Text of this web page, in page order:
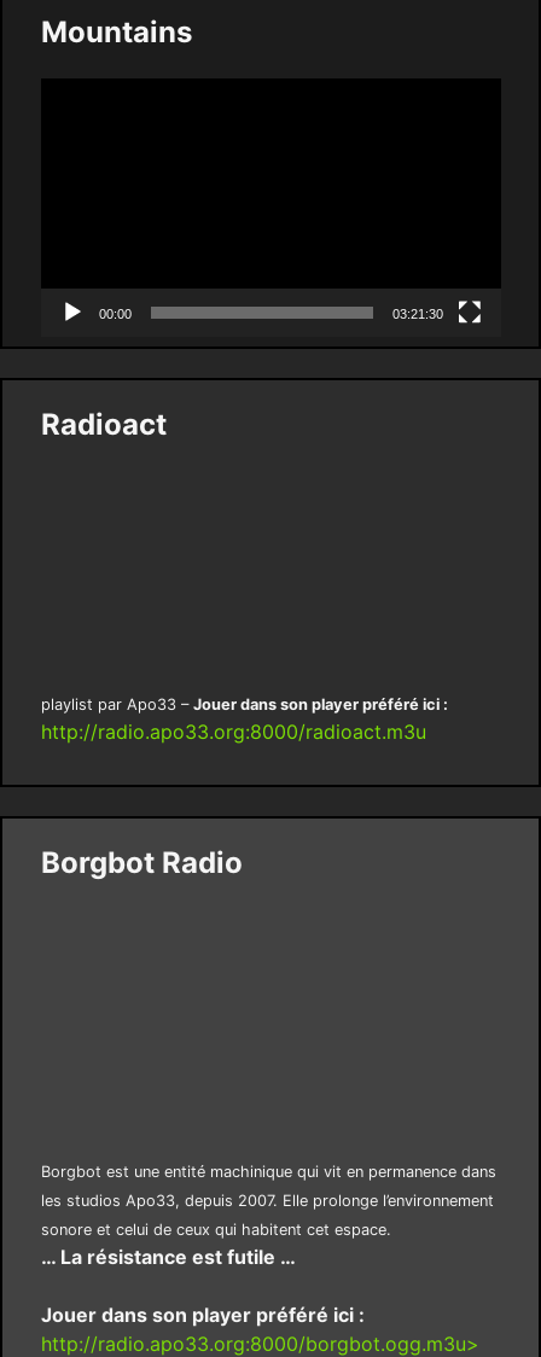
Mountains
00:00 03:21:30
Radioact
playlist par Apo33 – Jouer dans son player préféré ici :
http://radio.apo33.org:8000/radioact.m3u
Borgbot Radio
Borgbot est une entité machinique qui vit en permanence dans
les studios Apo33, depuis 2007. Elle prolonge l’environnement
sonore et celui de ceux qui habitent cet espace.
… La résistance est futile …
Jouer dans son player préféré ici :
http://radio.apo33.org:8000/borgbot.ogg.m3u>